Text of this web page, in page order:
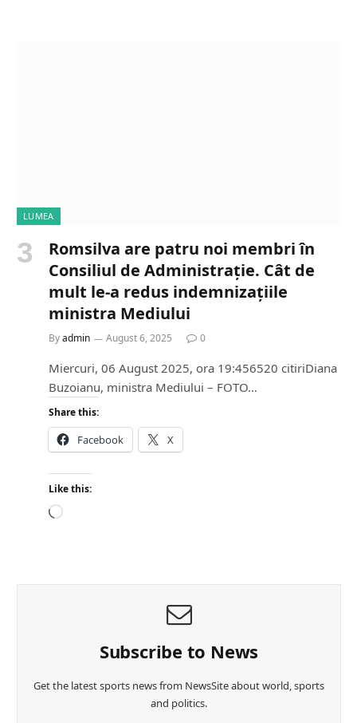
LUMEA
Romsilva are patru noi membri în
Consiliul de Administrație. Cât de
mult le-a redus indemnizațiile
ministra Mediului
Byadmin August 6, 2025 0
Miercuri, 06 August 2025, ora 19:456520 citiriDiana
Buzoianu, ministra Mediului – FOTO…
Share this:
Facebook X
Like this:
L
Subscribe to News
Get the latest sports news from NewsSite about world, sports
and politics.